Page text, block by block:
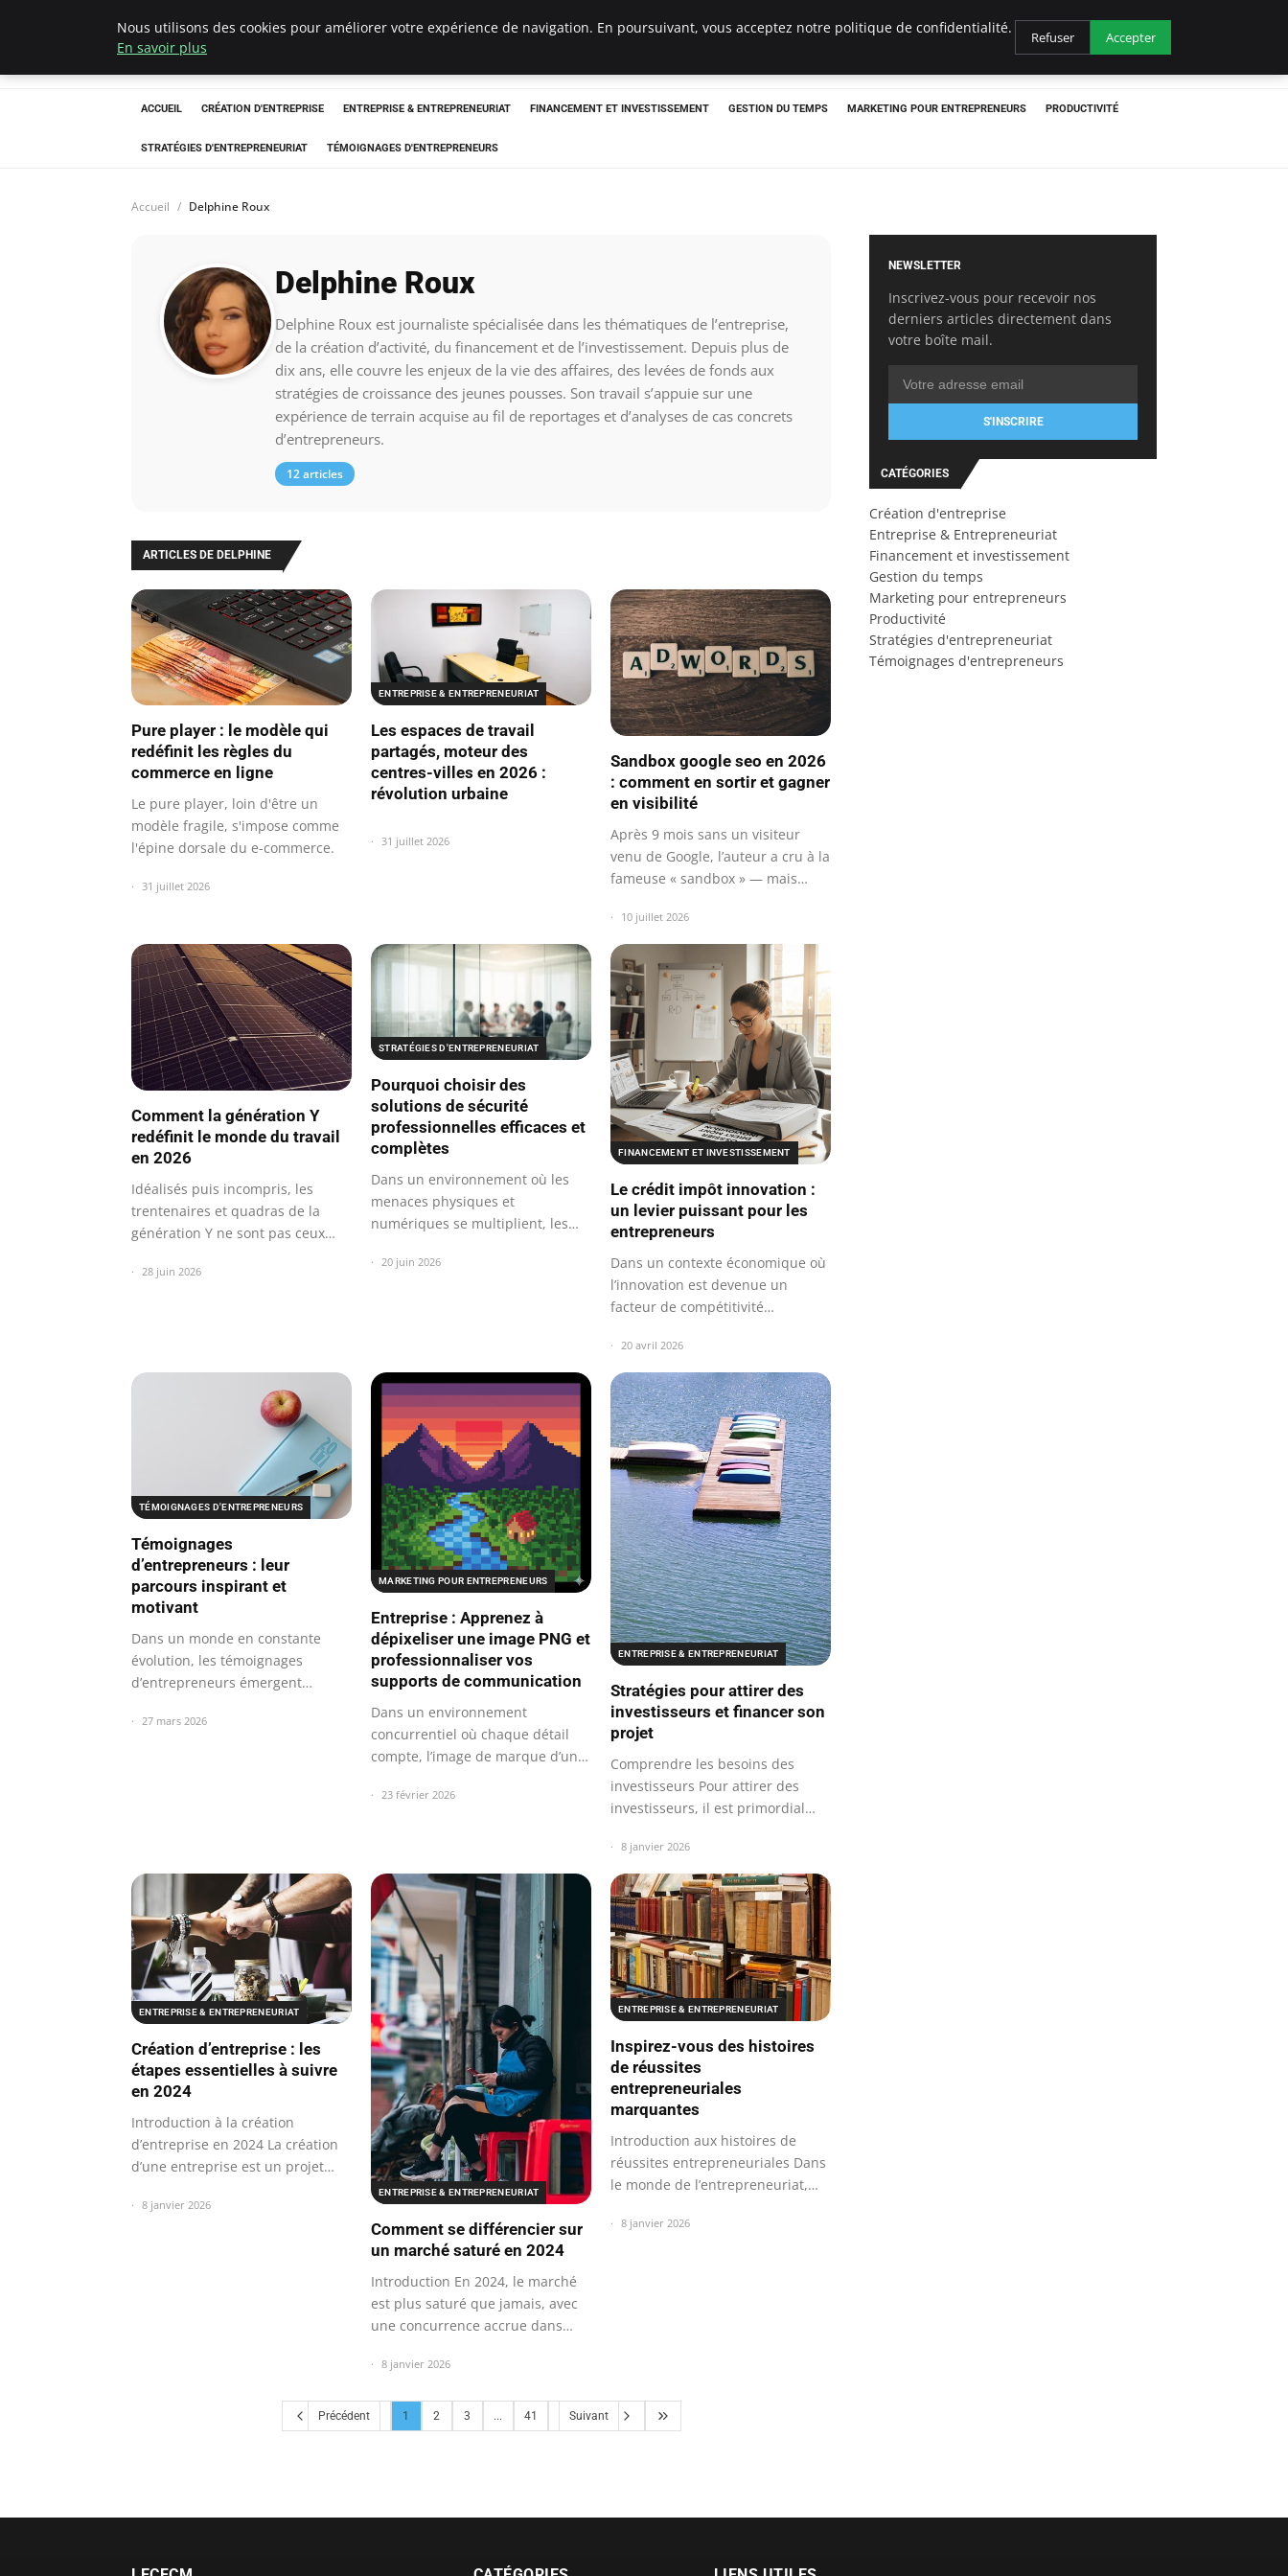
LECFCM
ACCUEIL CRÉATION D'ENTREPRISE ENTREPRISE & ENTREPRENEURIAT FINANCEMENT ET INVESTISSEMENT GESTION DU TEMPS MARKETING POUR ENTREPRENEURS PRODUCTIVITÉ
STRATÉGIES D'ENTREPRENEURIAT TÉMOIGNAGES D'ENTREPRENEURS
Accueil Delphine Roux
Delphine Roux
Delphine Roux est journaliste spécialisée dans les thématiques de l’entreprise,
de la création d’activité, du financement et de l’investissement. Depuis plus de
dix ans, elle couvre les enjeux de la vie des affaires, des levées de fonds aux
stratégies de croissance des jeunes pousses. Son travail s’appuie sur une
expérience de terrain acquise au fil de reportages et d’analyses de cas concrets
d’entrepreneurs.
12 articles
ARTICLES DE DELPHINE
Pure player : le modèle qui
redéfinit les règles du
commerce en ligne
Le pure player, loin d'être un
modèle fragile, s'impose comme
l'épine dorsale du e-commerce.
31 juillet 2026
ENTREPRISE & ENTREPRENEURIAT
Les espaces de travail
partagés, moteur des
centres-villes en 2026 :
révolution urbaine
31 juillet 2026
Sandbox google seo en 2026
: comment en sortir et gagner
en visibilité
Après 9 mois sans un visiteur
venu de Google, l’auteur a cru à la
fameuse « sandbox » — mais
10 juillet 2026
Comment la génération Y
redéfinit le monde du travail
en 2026
Idéalisés puis incompris, les
trentenaires et quadras de la
génération Y ne sont pas ceux
28 juin 2026
STRATÉGIES D'ENTREPRENEURIAT
Pourquoi choisir des
solutions de sécurité
professionnelles efficaces et
complètes
Dans un environnement où les
menaces physiques et
numériques se multiplient, les
20 juin 2026
FINANCEMENT ET INVESTISSEMENT
Le crédit impôt innovation :
un levier puissant pour les
entrepreneurs
Dans un contexte économique où
l’innovation est devenue un
facteur de compétitivité
20 avril 2026
TÉMOIGNAGES D'ENTREPRENEURS
Témoignages
d’entrepreneurs : leur
parcours inspirant et
motivant
Dans un monde en constante
évolution, les témoignages
d’entrepreneurs émergent
27 mars 2026
MARKETING POUR ENTREPRENEURS
Entreprise : Apprenez à
dépixeliser une image PNG et
professionnaliser vos
supports de communication
Dans un environnement
concurrentiel où chaque détail
compte, l’image de marque d’une
23 février 2026
ENTREPRISE & ENTREPRENEURIAT
Stratégies pour attirer des
investisseurs et financer son
projet
Comprendre les besoins des
investisseurs Pour attirer des
investisseurs, il est primordial
8 janvier 2026
ENTREPRISE & ENTREPRENEURIAT
Création d’entreprise : les
étapes essentielles à suivre
en 2024
Introduction à la création
d’entreprise en 2024 La création
d’une entreprise est un projet…
8 janvier 2026
ENTREPRISE & ENTREPRENEURIAT
Comment se différencier sur
un marché saturé en 2024
Introduction En 2024, le marché
est plus saturé que jamais, avec
une concurrence accrue dans…
8 janvier 2026
ENTREPRISE & ENTREPRENEURIAT
Inspirez-vous des histoires
de réussites
entrepreneuriales
marquantes
Introduction aux histoires de
réussites entrepreneuriales Dans
le monde de l’entrepreneuriat,
8 janvier 2026
Précédent 1 2 3 ... 41 Suivant
NEWSLETTER
Inscrivez-vous pour recevoir nos
derniers articles directement dans
votre boîte mail.
S'INSCRIRE
CATÉGORIES
Création d'entreprise
Entreprise & Entrepreneuriat
Financement et investissement
Gestion du temps
Marketing pour entrepreneurs
Productivité
Stratégies d'entrepreneuriat
Témoignages d'entrepreneurs
Nous utilisons des cookies pour améliorer votre expérience de navigation. En poursuivant, vous acceptez notre politique de confidentialité.
En savoir plus
Refuser Accepter